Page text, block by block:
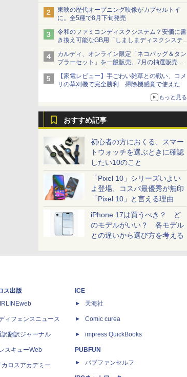
ショーツは1990円に
東映の歴代オープニング映像がカプセルトイ
に。全5種で8月下旬発売
令和のファミコンディスクシステム？安価に書
き換え可能なGB用「しましまディスクシステ
ム」
カルディ、オンライン限定「ネコバッグ＆タン
ブラーセット」を一般販売。7月の抽選販売の
当選無効分
【家電レビュー】手ごわい雑草との戦い、コメ
リの草刈機で完全勝利 掃除機感覚で使えた
もっと見る
おすすめ記事
初心者の方におくる、スマー
トウォッチを選ぶときに確認
したい10のこと
「Pixel 10」シリーズいよい
よ登場、コスパ最優秀が無印
「Pixel 10」と言える理由
iPhone 17は買うべき？ ど
のモデルがいい？ 各モデル
との違いから選び方を考える
ス出版
ィフェンスニュース
訳翻訳ジャーナル
スキューWeb
カロスアカデミー
ICE
天海社
Comic curea
impress QuickBooks
PUBFUN
パブファンセルフ